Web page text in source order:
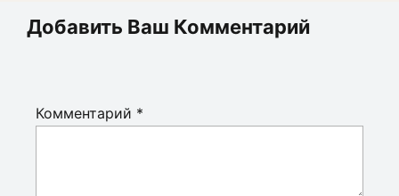
Добавить Ваш Комментарий
Комментарий *